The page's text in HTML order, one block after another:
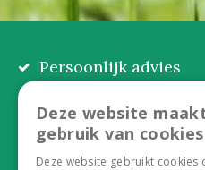
Persoonlijk advies
Alles onder één dak
Deze website
gebruik van
Deze website gebruikt cookies